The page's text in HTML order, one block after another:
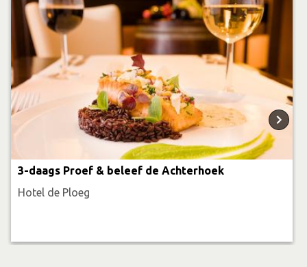
3-daags Proef & beleef de Achterhoek
Hotel de Ploeg